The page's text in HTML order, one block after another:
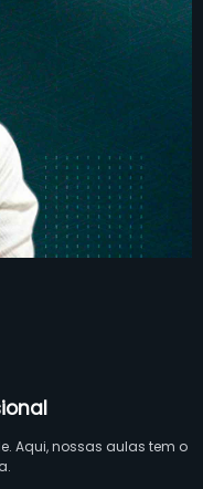
Aqui, nossas aulas tem o